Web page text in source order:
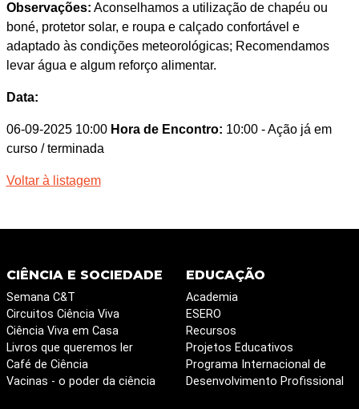
Observações: Aconselhamos a utilização de chapéu ou
boné, protetor solar, e roupa e calçado confortável e
adaptado às condições meteorológicas; Recomendamos
levar água e algum reforço alimentar.
Data:
06-09-2025 10:00 Hora de Encontro: 10:00 - Ação já em
curso / terminada
Voltar à listagem
CIÊNCIA E SOCIEDADE
Semana C&T
Circuitos Ciência Viva
Ciência Viva em Casa
Livros que queremos ler
Café de Ciência
Vacinas - o poder da ciência
EDUCAÇÃO
Academia
ESERO
Recursos
Projetos Educativos
Programa Internacional de
Desenvolvimento Profissional